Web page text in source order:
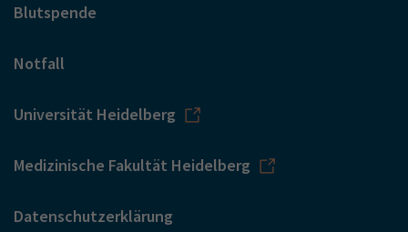
Blutspende
Notfall
Universität Heidelberg
Medizinische Fakultät Heidelberg
Datenschutzerklärung